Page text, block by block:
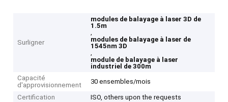
Surligner
modules de balayage à laser 3D de
1.5m
,
modules de balayage à laser de
1545nm 3D
,
module de balayage à laser
industriel de 300m
Capacité
d'approvisionnement
30 ensembles/mois
Certification
ISO, others upon the requests